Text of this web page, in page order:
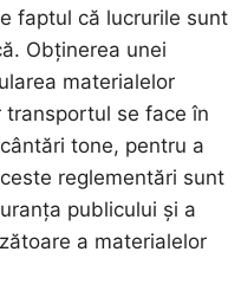
faptul că lucrurile sunt
Obținerea unei
materialelor
se face în
tone, pentru a
reglementări sunt
publicului și a
a materialelor